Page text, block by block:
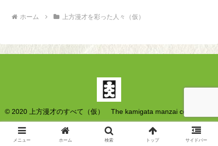
ホーム 上方漫才を彩った人々（仮）
© 2020 上方漫才のすべて（仮） The kamigata manzai collections.
メニュー ホーム 検索 トップ サイドバー